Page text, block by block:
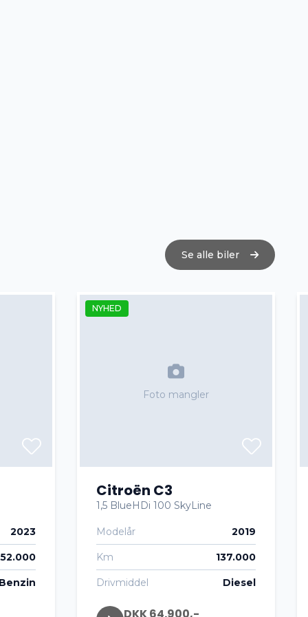
Se alle biler
2023
52.000
Benzin
NYHED
Foto mangler
Citroën C3
1,5 BlueHDi 100 SkyLine
Modelår 2019
Km 137.000
Drivmiddel Diesel